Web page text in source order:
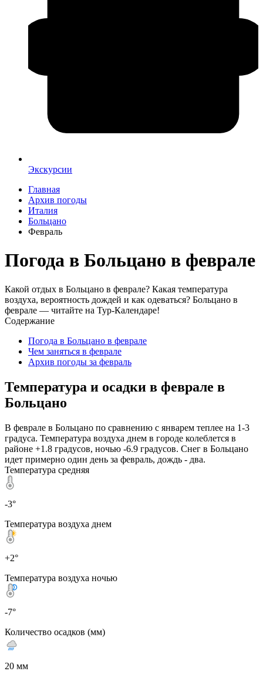
Экскурсии
Главная
Архив погоды
Италия
Больцано
Февраль
Погода в Больцано в феврале
Какой отдых в Больцано в феврале? Какая температура
воздуха, вероятность дождей и как одеваться? Больцано в
феврале — читайте на Тур-Календаре!
Содержание
Погода в Больцано в феврале
Чем заняться в феврале
Архив погоды за февраль
Температура и осадки в феврале в
Больцано
В феврале в Больцано по сравнению с январем теплее на 1-3
градуса. Температура воздуха днем в городе колеблется в
районе +1.8 градусов, ночью -6.9 градусов. Снег в Больцано
идет примерно один день за февраль, дождь - два.
Температура средняя
-3°
Температура воздуха днем
+2°
Температура воздуха ночью
-7°
Количество осадков (мм)
20 мм